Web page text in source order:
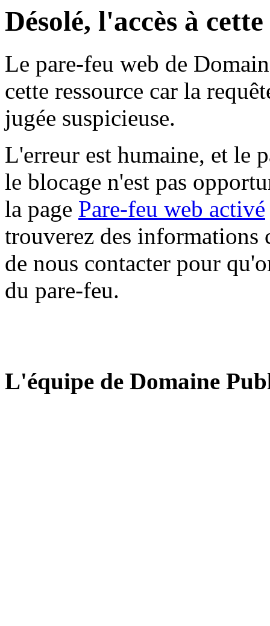
Désolé, l'accès à
Le pare-feu web de
cette ressource car la
jugée suspicieuse.
L'erreur est humaine, et le
le blocage n'est pas
la page Pare-feu web activé
trouverez des informations
de nous contacter pour
du pare-feu.
L'équipe de Domaine